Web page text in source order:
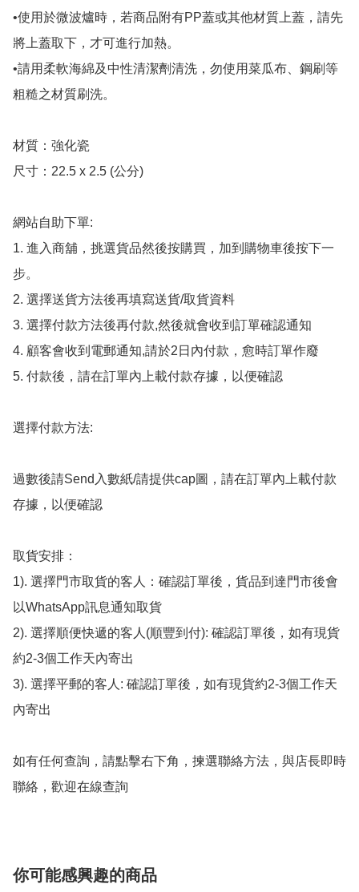
•使用於微波爐時，若商品附有PP蓋或其他材質上蓋，請先
將上蓋取下，才可進行加熱。
•請用柔軟海綿及中性清潔劑清洗，勿使用菜瓜布、鋼刷等
粗糙之材質刷洗。
材質：強化瓷
尺寸：22.5 x 2.5 (公分)
網站自助下單:
1. 進入商舖，挑選貨品然後按購買，加到購物車後按下一
步。
2. 選擇送貨方法後再填寫送貨/取貨資料
3. 選擇付款方法後再付款,然後就會收到訂單確認通知
4. 顧客會收到電郵通知,請於2日內付款，愈時訂單作廢
5. 付款後，請在訂單內上載付款存據，以便確認
選擇付款方法:
過數後請Send入數紙/請提供cap圖，請在訂單內上載付款
存據，以便確認
取貨安排：
1). 選擇門市取貨的客人：確認訂單後，貨品到達門市後會
以WhatsApp訊息通知取貨
2). 選擇順便快遞的客人(順豐到付): 確認訂單後，如有現貨
約2-3個工作天內寄出
3). 選擇平郵的客人: 確認訂單後，如有現貨約2-3個工作天
內寄出
如有任何查詢，請點擊右下角，揀選聯絡方法，與店長即時
聯絡，歡迎在線查詢
你可能感興趣的商品